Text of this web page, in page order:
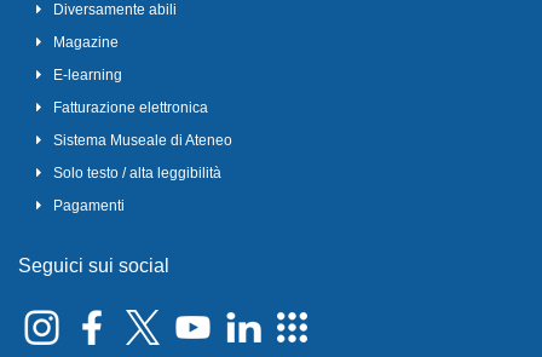
Diversamente abili
Magazine
E-learning
Fatturazione elettronica
Sistema Museale di Ateneo
Solo testo / alta leggibilità
Pagamenti
Seguici sui social